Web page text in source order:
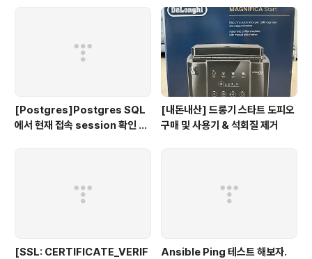
[Postgres]Postgres SQL
에서 현재 접속 session 확인 및
[내돈내산] 드롱기 스타트 도피오
구매 및 사용기 & 석회질 제거
[SSL: CERTIFICATE_VERIF Ansible Ping 테스트 해보자.